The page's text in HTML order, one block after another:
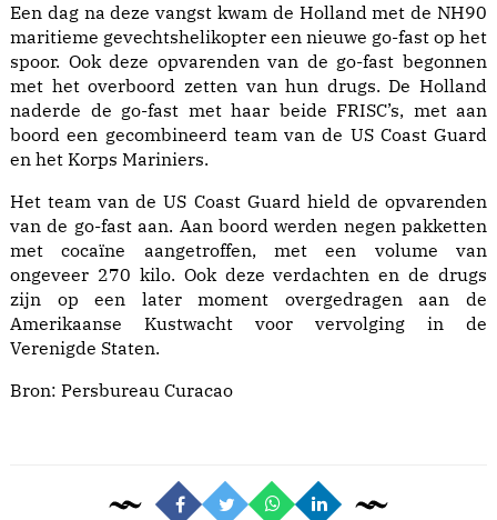
Een dag na deze vangst kwam de Holland met de NH90
maritieme gevechtshelikopter een nieuwe go-fast op het
spoor. Ook deze opvarenden van de go-fast begonnen
met het overboord zetten van hun drugs. De Holland
naderde de go-fast met haar beide FRISC’s, met aan
boord een gecombineerd team van de US Coast Guard
en het Korps Mariniers.
Het team van de US Coast Guard hield de opvarenden
van de go-fast aan. Aan boord werden negen pakketten
met cocaïne aangetroffen, met een volume van
ongeveer 270 kilo. Ook deze verdachten en de drugs
zijn op een later moment overgedragen aan de
Amerikaanse Kustwacht voor vervolging in de
Verenigde Staten.
Bron: Persbureau Curacao